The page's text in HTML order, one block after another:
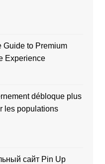
Guide to Premium
Experience
débloque plus
les populations
сайт Pin Up